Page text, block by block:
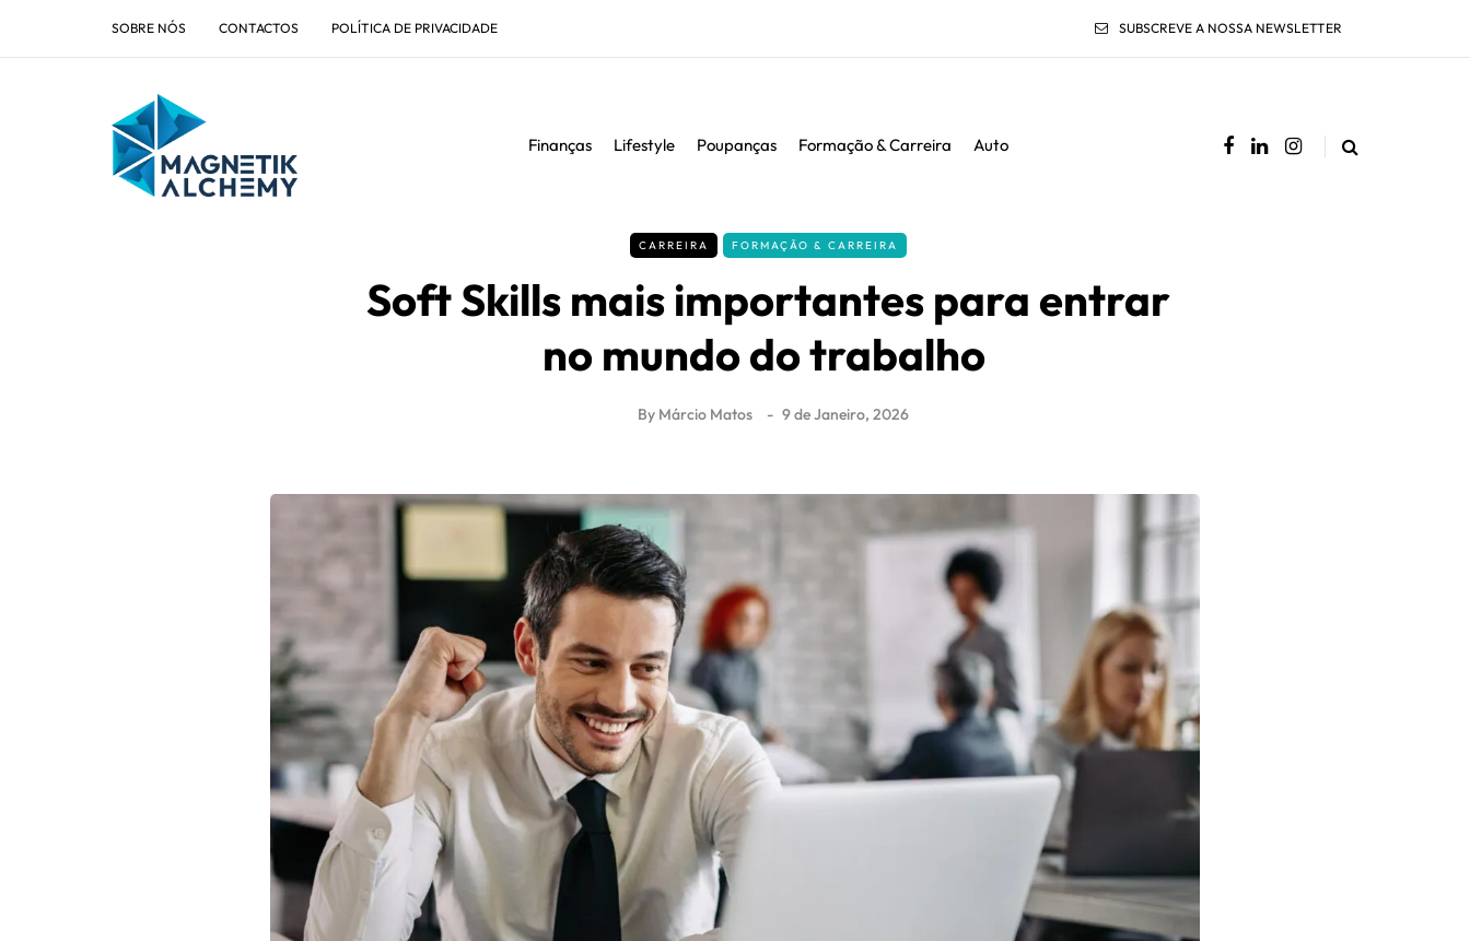
SOBRE NÓS CONTACTOS POLÍTICA DE PRIVACIDADE SUBSCREVE A NOSSA NEWSLETTER
Finanças Lifestyle Poupanças Formação & Carreira Auto
CARREIRA FORMAÇÃO & CARREIRA
Soft Skills mais importantes para entrar
no mundo do trabalho
By Márcio Matos 9 de Janeiro, 2026